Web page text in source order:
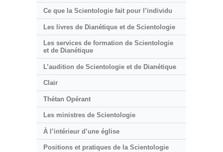
Ce que la Scientologie fait pour l’individu
Les livres de Dianétique et de Scientologie
Les services de formation de Scientologie
et de Dianétique
L’audition de Scientologie et de Dianétique
Clair
Thétan Opérant
Les ministres de Scientologie
À l’intérieur d’une église
Positions et pratiques de la Scientologie